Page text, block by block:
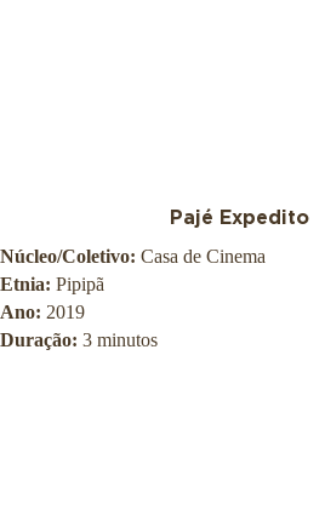
Pajé Expedito
Núcleo/Coletivo: Casa de Cinema
Etnia: Pipipã
Ano: 2019
Duração: 3 minutos